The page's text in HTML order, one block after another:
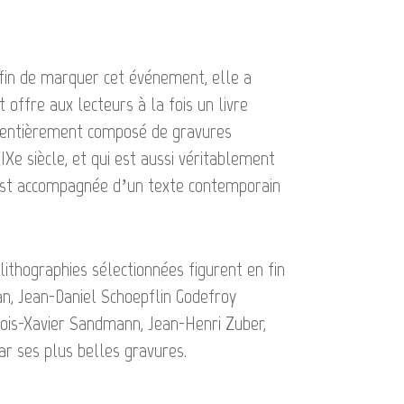
de marquer cet événement, elle a
offre aux lecteurs à la fois un livre
composé de gravures
siècle, et qui est aussi véritablement
accompagnée d’un texte contemporain
sélectionnées figurent en fin
Jean-Daniel Schoepflin Godefroy
Xavier Sandmann, Jean-Henri Zuber,
ses plus belles gravures.